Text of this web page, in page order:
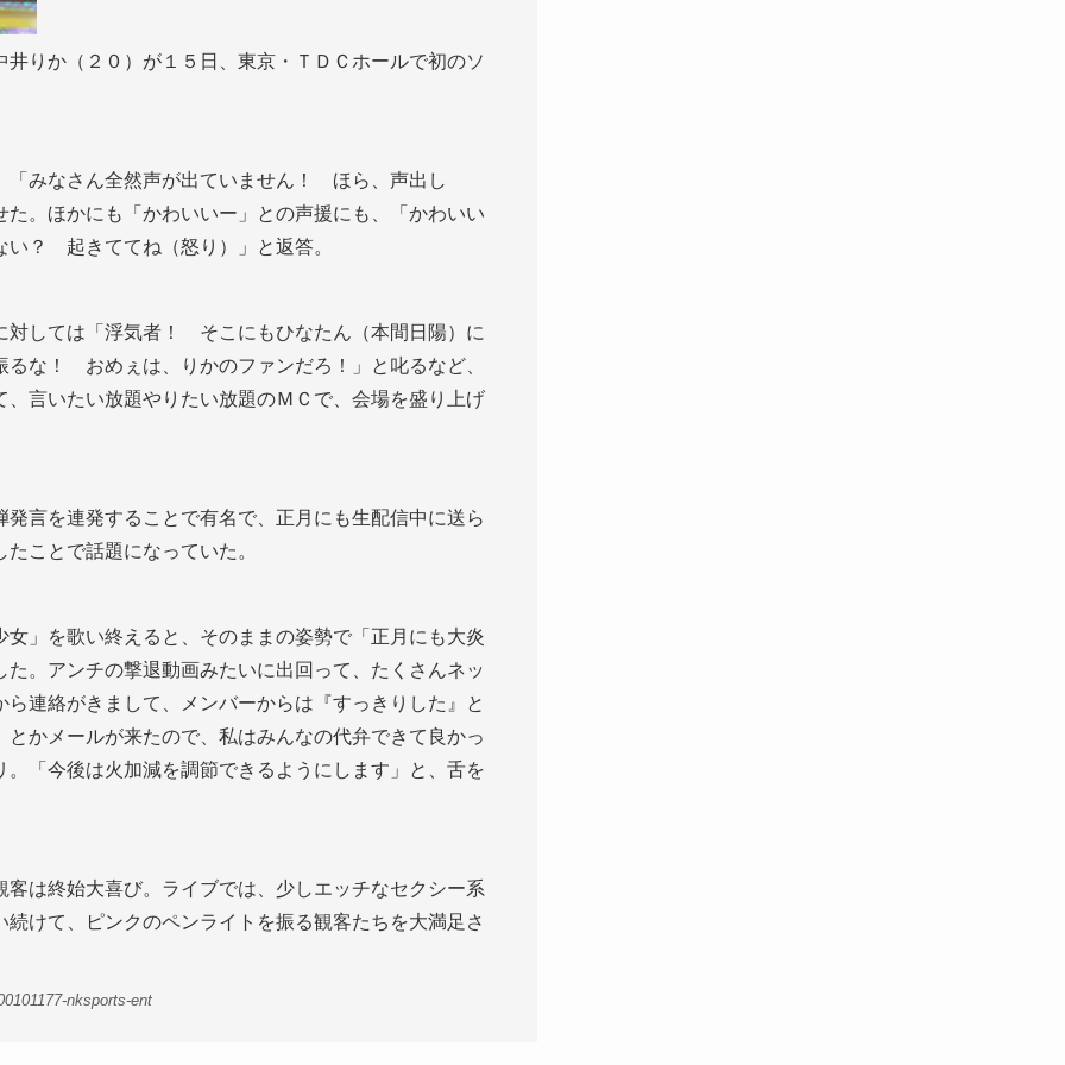
りか（２０）が１５日、東京・ＴＤＣホールで初のソ
「みなさん全然声が出ていません！ ほら、声出し
。ほかにも「かわいいー」との声援にも、「かわいい
い？ 起きててね（怒り）」と返答。
対しては「浮気者！ そこにもひなたん（本間日陽）に
な！ おめぇは、りかのファンだろ！」と叱るなど、
言いたい放題やりたい放題のＭＣで、会場を盛り上げ
言を連発することで有名で、正月にも生配信中に送ら
ことで話題になっていた。
」を歌い終えると、そのままの姿勢で「正月にも大炎
。アンチの撃退動画みたいに出回って、たくさんネッ
連絡がきまして、メンバーからは『すっきりした』と
かメールが来たので、私はみんなの代弁できて良かっ
「今後は火加減を調節できるようにします」と、舌を
は終始大喜び。ライブでは、少しエッチなセクシー系
けて、ピンクのペンライトを振る観客たちを大満足さ
nksports-ent